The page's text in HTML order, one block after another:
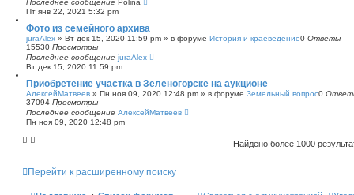
Последнее сообщение Polina
Пт янв 22, 2021 5:32 pm
Фото из семейного архива
juraAlex » Вт дек 15, 2020 11:59 pm » в форуме История и краеведение0 Ответы
15530 Просмотры
Последнее сообщение juraAlex
Вт дек 15, 2020 11:59 pm
Приобретение участка в Зеленогорске на аукционе
АлексейМатвеев » Пн ноя 09, 2020 12:48 pm » в форуме Земельный вопрос0
37094 Просмотры
Последнее сообщение АлексейМатвеев
Пн ноя 09, 2020 12:48 pm
Найдено более 1000
Перейти к расширенному поиску